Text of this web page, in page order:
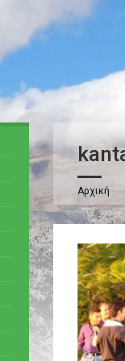
Αρχική